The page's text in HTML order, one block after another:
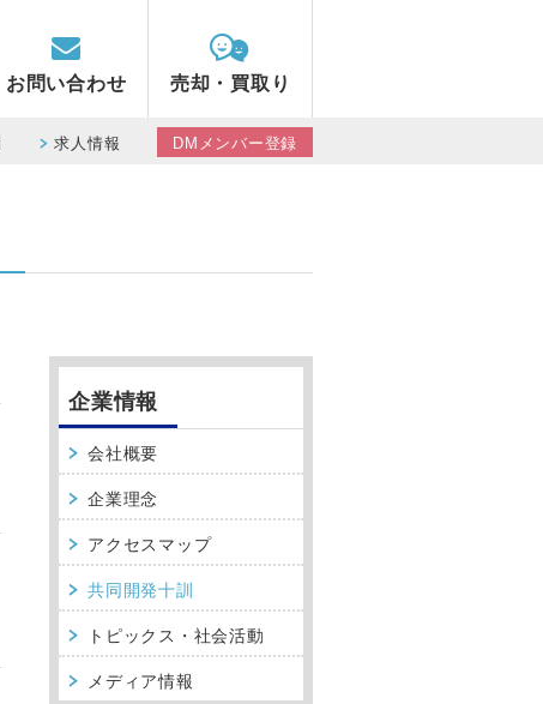
お問い合わせ 売却・買取り
求人情報 DMメンバー登録
企業情報
会社概要
企業理念
アクセスマップ
共同開発十訓
トピックス・社会活動
メディア情報